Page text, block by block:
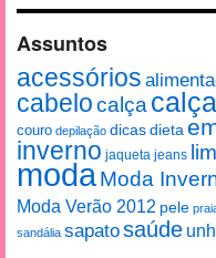
Assuntos
acessórios
cabelocalça
couro depilação dicas dieta
inverno jaqueta jeans
modaModa
Moda Verão 2012 pele
sandália sapatosaúde